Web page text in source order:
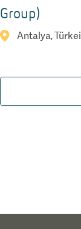
Group)
Antalya, Türkei